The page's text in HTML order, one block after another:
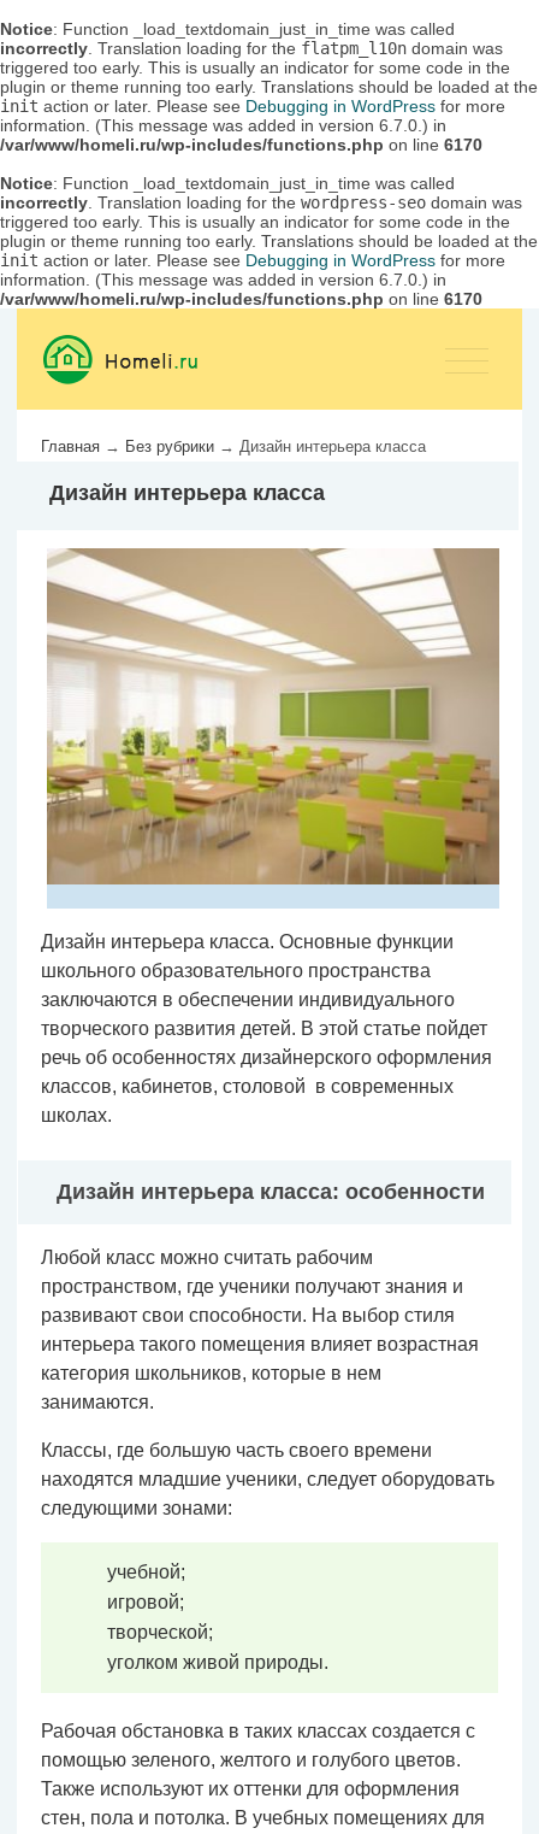
Notice: Function _load_textdomain_just_in_time was called
incorrectly . Translation loading for the flatpm_l10n domain was
triggered too early. This is usually an indicator for some code in the
plugin or theme running too early. Translations should be loaded at the
init action or later. Please see Debugging in WordPress for more
information. (This message was added in version 6.7.0.) in
/var/www/homeli.ru/wp-includes/functions.php on line 6170
Notice: Function _load_textdomain_just_in_time was called
incorrectly . Translation loading for the wordpress-seo domain was
triggered too early. This is usually an indicator for some code in the
plugin or theme running too early. Translations should be loaded at the
init action or later. Please see Debugging in WordPress for more
information. (This message was added in version 6.7.0.) in
/var/www/homeli.ru/wp-includes/functions.php on line 6170
Главная → Без рубрики → Дизайн интерьера класса
Дизайн интерьера класса
Дизайн интерьера класса. Основные функции
школьного образовательного пространства
заключаются в обеспечении индивидуального
творческого развития детей. В этой статье пойдет
речь об особенностях дизайнерского оформления
классов, кабинетов, столовой в современных
школах.
Дизайн интерьера класса: особенности
Любой класс можно считать рабочим
пространством, где ученики получают знания и
развивают свои способности. На выбор стиля
интерьера такого помещения влияет возрастная
категория школьников, которые в нем
занимаются.
Классы, где большую часть своего времени
находятся младшие ученики, следует оборудовать
следующими зонами:
учебной;
игровой;
творческой;
уголком живой природы.
Рабочая обстановка в таких классах создается с
помощью зеленого, желтого и голубого цветов.
Также используют их оттенки для оформления
стен, пола и потолка. В учебных помещениях для